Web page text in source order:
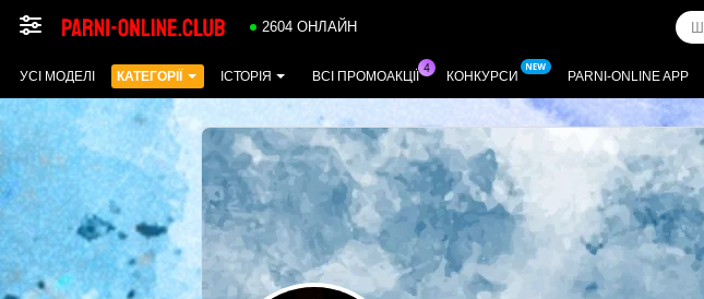
2604 ОНЛАЙН
УСІ МОДЕЛІ КАТЕГОРІЇ ІСТОРІЯ ВСІ ПРОМОАКЦІЇ КОНКУРСИ PARNI-ONLINE APP